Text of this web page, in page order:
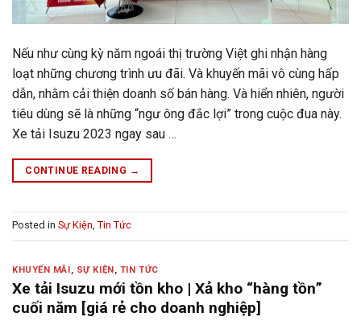
Nếu như cùng kỳ năm ngoái thị trường Việt ghi nhận hàng
loạt những chương trình ưu đãi. Và khuyến mãi vô cùng hấp
dẫn, nhằm cải thiện doanh số bán hàng. Và hiển nhiên, người
tiêu dùng sẽ là những “ngư ông đắc lợi” trong cuộc đua này.
Xe tải Isuzu 2023 ngay sau …
CONTINUE READING →
Posted in Sự Kiện, Tin Tức
KHUYẾN MÃI , SỰ KIỆN , TIN TỨC
Xe tải Isuzu mới tồn kho | Xả kho “hàng tồn”
cuối năm [giá rẻ cho doanh nghiệp]